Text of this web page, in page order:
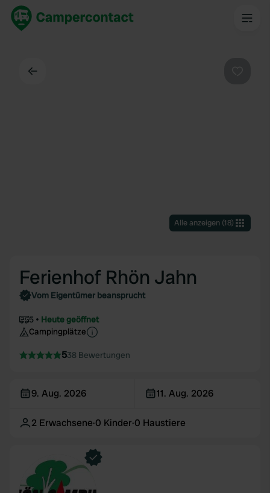
Alle anzeigen(18)
Ferienhof Rhön Jahn
Vom Eigentümer beansprucht
5
Heute geöffnet
Campingplätze
538 Bewertungen
9. Aug. 2026 11. Aug. 2026
2 Erwachsene·0 Kinder·0 Haustiere